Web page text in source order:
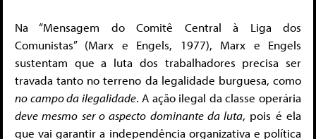
Na “Mensagem do Comitê Central à Liga dos
Comunistas” (Marx e Engels, 1977), Marx e Engels
sustentam que a luta dos trabalhadores precisa ser
travada tanto no terreno da legalidade burguesa, como
no campo da ilegalidade. A ação ilegal da classe operária
deve mesmo ser o aspecto dominante da luta, pois é ela
que vai garantir a independência organizativa e política